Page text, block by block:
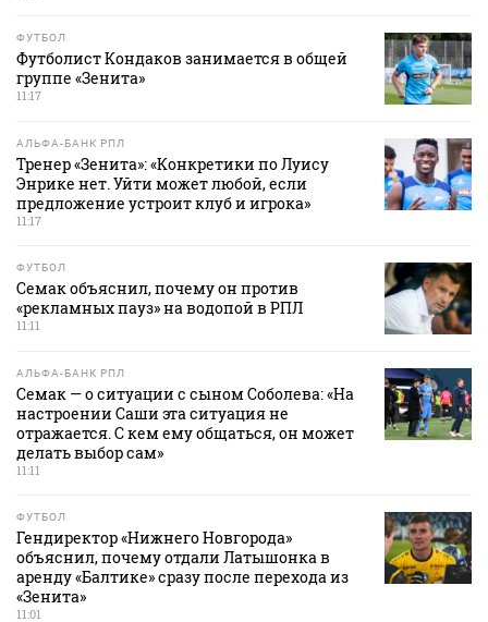
ФУТБОЛ
Футболист Кондаков занимается в общей
группе «Зенита»
11:17
АЛЬФА-БАНК РПЛ
Тренер «Зенита»: «Конкретики по Луису
Энрике нет. Уйти может любой, если
предложение устроит клуб и игрока»
11:17
ФУТБОЛ
Семак объяснил, почему он против
«рекламных пауз» на водопой в РПЛ
11:11
АЛЬФА-БАНК РПЛ
Семак — о ситуации с сыном Соболева: «На
настроении Саши эта ситуация не
отражается. С кем ему общаться, он может
делать выбор сам»
11:11
ФУТБОЛ
Гендиректор «Нижнего Новгорода»
объяснил, почему отдали Латышонка в
аренду «Балтике» сразу после перехода из
«Зенита»
11:01